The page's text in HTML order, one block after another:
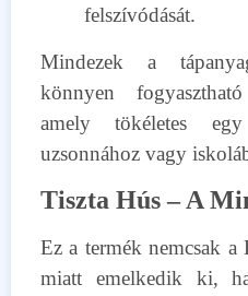
felszívódását.
Mindezek a
könnyen
amely tökéletes
uzsonnához vagy
Tiszta Hús – A
Ez a termék nemcsak
miatt emelkedik ki,